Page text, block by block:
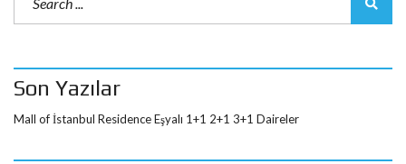
Son Yazılar
Mall of İstanbul Residence Eşyalı 1+1 2+1 3+1 Daireler